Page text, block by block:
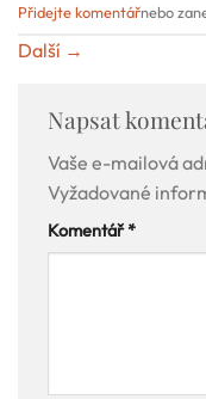
Přidejte komentářnebo
Další →
Napsat
Vaše e-mailová
Vyžadované
Komentář*